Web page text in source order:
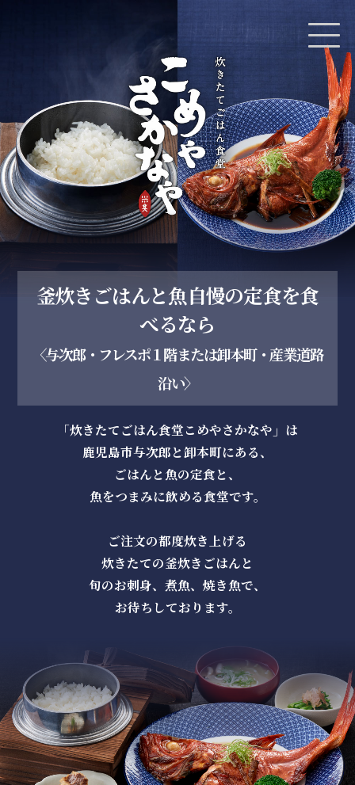
釜炊きごはんと魚自慢の定食を食
べるなら
〈与次郎・フレスポ１階または卸本町・産業道路
沿い〉
「炊きたてごはん食堂こめやさかなや」は
鹿児島市与次郎と卸本町にある、
ごはんと魚の定食と、
魚をつまみに飲める食堂です。
ご注文の都度炊き上げる
炊きたての釜炊きごはんと
旬のお刺身、煮魚、焼き魚で、
お待ちしております。